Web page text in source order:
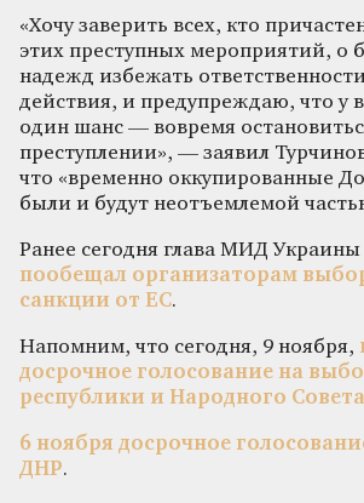
«Хочу заверить всех, кто
этих преступных мероприятий, о
надежд избежать
действия, и предупреждаю, что у
один шанс — вовремя
преступлении», — заявил
что «временно оккупированные
были и будут неотъемлемой
Ранее сегодня глава МИД Украины
пообещал организаторам
санкции от ЕС.
Напомним, что сегодня, 9 ноября,
досрочное голосование на
республики и Народного
6 ноября досрочное
ДНР.